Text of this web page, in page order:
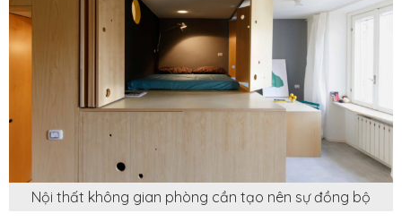
Nội thất không gian phòng cần tạo nên sự đồng bộ